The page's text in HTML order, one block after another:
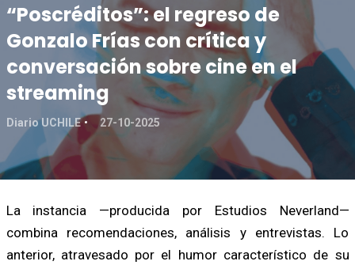
“Poscréditos”: el regreso de
Gonzalo Frías con crítica y
conversación sobre cine en el
streaming
Diario UCHILE 27-10-2025
La instancia —producida por Estudios Neverland—
combina recomendaciones, análisis y entrevistas. Lo
anterior, atravesado por el humor característico de su